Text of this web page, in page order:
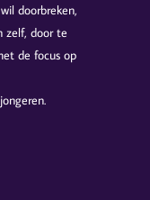
doorbreken,
zelf, door te
de focus op